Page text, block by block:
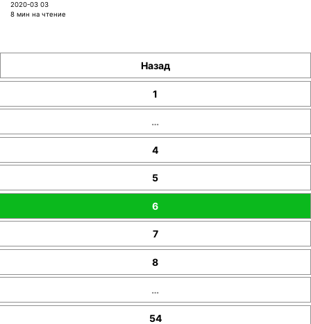
2020-03 03
8 мин на чтение
Назад
1
…
4
5
6
7
8
…
54